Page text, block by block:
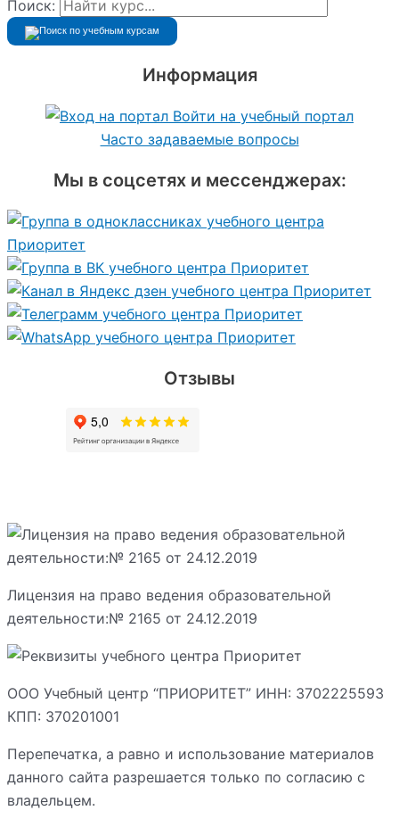
Поиск:
Информация
Войти на учебный портал
Часто задаваемые вопросы
Мы в соцсетях и мессенджерах:
Отзывы
Лицензия на право ведения образовательной
деятельности:№ 2165 от 24.12.2019
ООО Учебный центр “ПРИОРИТЕТ” ИНН: 3702225593
КПП: 370201001
Перепечатка, а равно и использование материалов
данного сайта разрешается только по согласию с
владельцем.